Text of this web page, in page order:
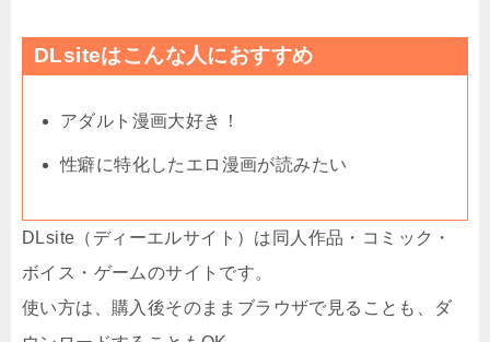
DLsiteはこんな人におすすめ
アダルト漫画大好き！
性癖に特化したエロ漫画が読みたい
DLsite（ディーエルサイト）は同人作品・コミック・
ボイス・ゲームのサイトです。
使い方は、購入後そのままブラウザで見ることも、ダ